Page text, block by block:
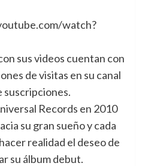
watch?
sus videos cuentan con
de visitas en su canal
suscripciones.
Records en 2010
su gran sueño y cada
realidad el deseo de
su álbum debut.